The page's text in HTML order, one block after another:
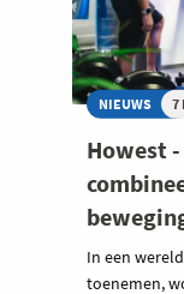
NIEUWS 7
Howest
In een
toenemen,